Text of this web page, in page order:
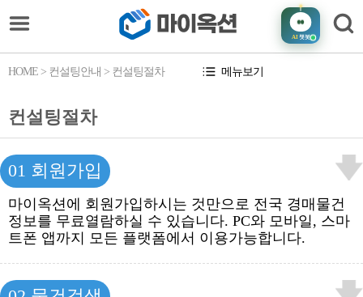
AI챗봇
HOME > 컨설팅안내 > 컨설팅절차 메뉴보기
컨설팅절차
01 회원가입
마이옥션에 회원가입하시는 것만으로 전국 경매물건
정보를 무료열람하실 수 있습니다. PC와 모바일, 스마
트폰 앱까지 모든 플랫폼에서 이용가능합니다.